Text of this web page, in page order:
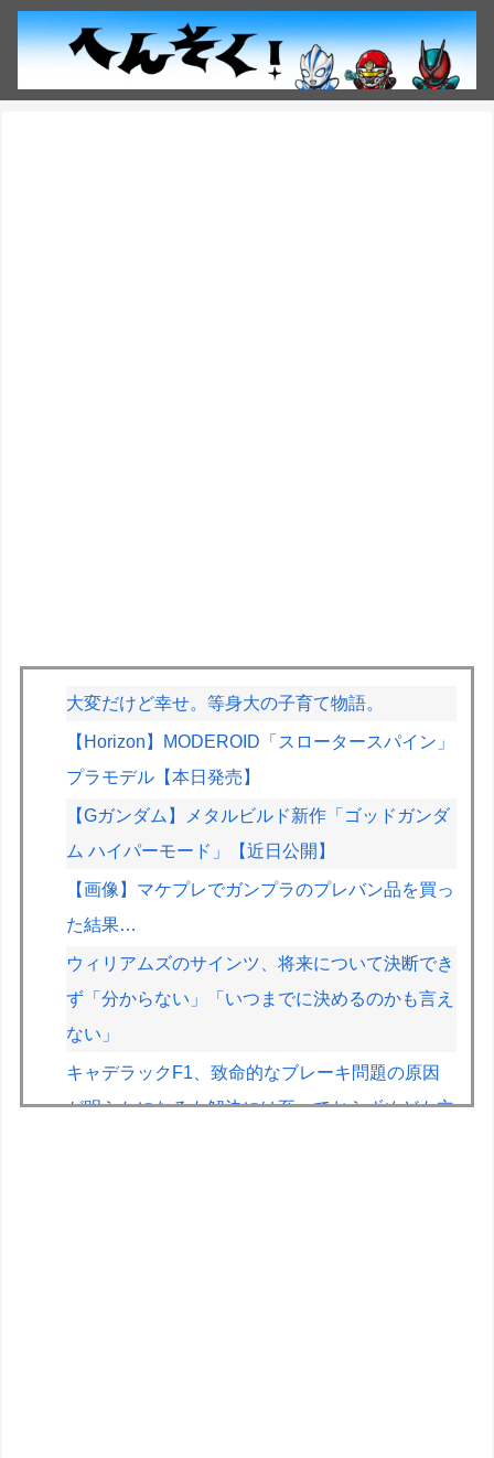
大変だけど幸せ。等身大の子育て物語。
【Horizon】MODEROID「スロータースパイン」
プラモデル【本日発売】
【Gガンダム】メタルビルド新作「ゴッドガンダ
ム ハイパーモード」【近日公開】
【画像】マケプレでガンプラのプレバン品を買っ
た結果…
ウィリアムズのサインツ、将来について決断でき
ず「分からない」「いつまでに決めるのかも言え
ない」
キャデラックF1、致命的なブレーキ問題の原因
が明らかになるも解決には至っておらずめども立